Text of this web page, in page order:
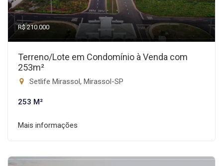
R$ 210.000
Terreno/Lote em Condomínio à Venda com
253m²
Setlife Mirassol, Mirassol-SP
253 M²
Mais informações